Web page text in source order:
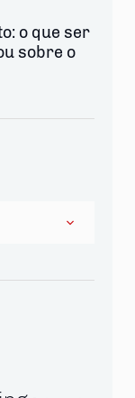
o que ser
sobre o